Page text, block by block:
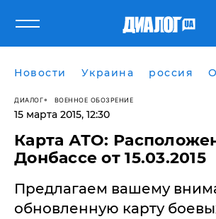
Новости Украина россия
ДИАЛОГ ВОЕННОЕ ОБОЗРЕНИЕ
15 марта 2015, 12:30
Карта АТО:
Донбассе от 15.03.2015
Предлагаем вашему
обновленную карту